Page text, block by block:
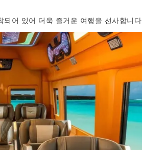
어 있어 더욱 즐거운 여행을 선사합니다.